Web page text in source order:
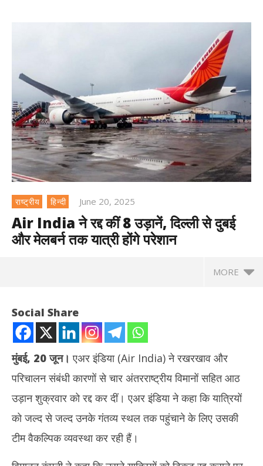
राष्ट्रीय हिन्दी June 20, 2025
Air India ने रद्द कीं 8 उड़ानें, दिल्ली से दुबई
और मेलबर्न तक यात्री होंगे परेशान
MORE
Social Share
मुंबई, 20 जून। एअर इंडिया (Air India) ने रखरखाव और
परिचालन संबंधी कारणों से चार अंतरराष्ट्रीय विमानों सहित आठ
उड़ान शुक्रवार को रद्द कर दीं। एअर इंडिया ने कहा कि यात्रियों
को जल्द से जल्द उनके गंतव्य स्थल तक पहुंचाने के लिए उसकी
टीम वैकल्पिक व्यवस्था कर रही हैं।